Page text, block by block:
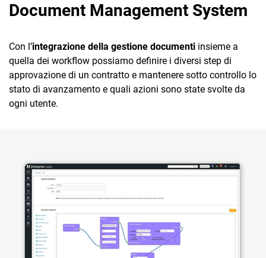
Document Management System
Con l’integrazione della gestione documenti insieme a
quella dei workflow possiamo definire i diversi step di
approvazione di un contratto e mantenere sotto controllo lo
stato di avanzamento e quali azioni sono state svolte da
ogni utente.